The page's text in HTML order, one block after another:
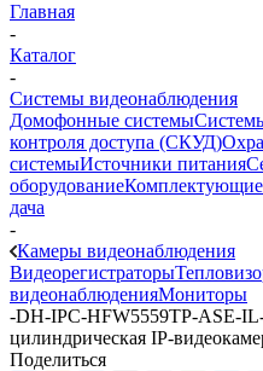
Главная
-
Каталог
-
Системы видеонаблюдения
Домофонные системы
контроля доступа (СКУД)
системыИсточники питания
оборудованиеКомплектующие
дача
-
Камеры видеонаблюдения
Видеорегистраторы
видеонаблюденияМониторы
-DH-IPC-HFW5559TP-ASE-
цилиндрическая IP-
Поделиться